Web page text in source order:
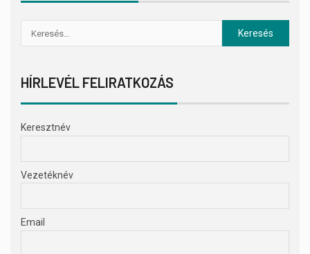
HÍRLEVÉL FELIRATKOZÁS
Keresztnév
Vezetéknév
Email